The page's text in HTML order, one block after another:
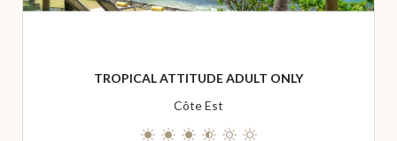
TROPICAL ATTITUDE ADULT ONLY
Côte Est